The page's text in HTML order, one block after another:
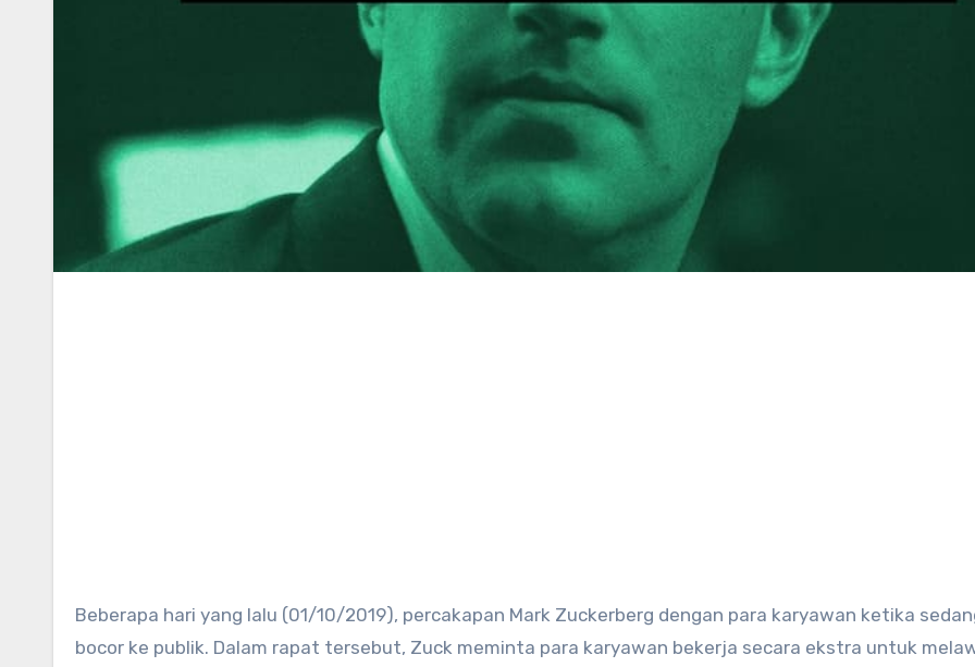
Beberapa hari yang lalu (01/10/2019), percakapan Mark Zuckerberg dengan para karyawan ketika sedang rapat
bocor ke publik. Dalam rapat tersebut, Zuck meminta para karyawan bekerja secara ekstra untuk